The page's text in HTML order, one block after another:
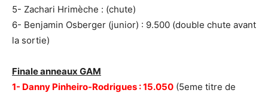
5- Zachari Hrimèche : (chute)
6- Benjamin Osberger (junior) : 9.500 (double chute avant
la sortie)
Finale anneaux GAM
1- Danny Pinheiro-Rodrigues : 15.050 (5eme titre de